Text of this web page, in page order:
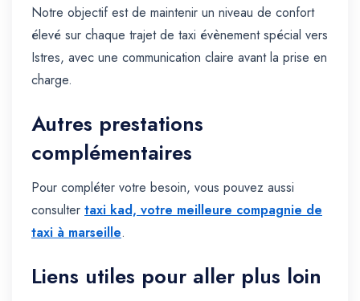
Notre objectif est de maintenir un niveau de confort
élevé sur chaque trajet de taxi évènement spécial vers
Istres, avec une communication claire avant la prise en
charge.
Autres prestations
complémentaires
Pour compléter votre besoin, vous pouvez aussi
consulter taxi kad, votre meilleure compagnie de
taxi à marseille.
Liens utiles pour aller plus loin